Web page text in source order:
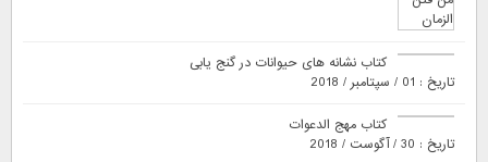
کتاب نشانه های حیوانات در گنج یابی
تاریخ : 01 / سپتامبر / 2018
کتاب مهج الدعوات
تاریخ : 30 / آگوست / 2018